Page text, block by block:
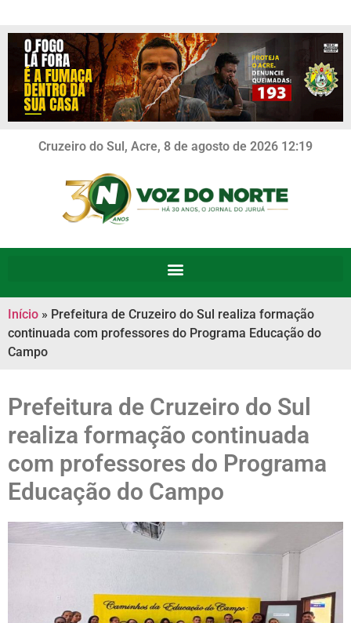
Cruzeiro do Sul, Acre, 8 de agosto de 2026 12:19
Início » Prefeitura de Cruzeiro do Sul realiza formação
continuada com professores do Programa Educação do
Campo
Prefeitura de Cruzeiro do Sul
realiza formação continuada
com professores do Programa
Educação do Campo